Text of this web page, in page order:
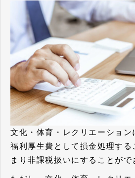
文化・体育・レクリエーション
福利厚生費として損金処理する
まり非課税扱いにすることがで